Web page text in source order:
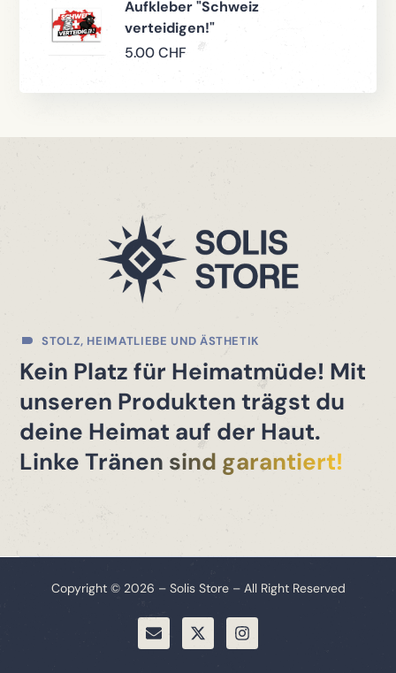
Aufkleber "Schweiz
verteidigen!"
5.00CHF
STOLZ, HEIMATLIEBE UND ÄSTHETIK
Kein Platz für Heimatmüde! Mit
unseren Produkten trägst du
deine Heimat auf der Haut.
Linke Tränen sind garantiert!
Copyright © 2026 – Solis Store – All Right Reserved